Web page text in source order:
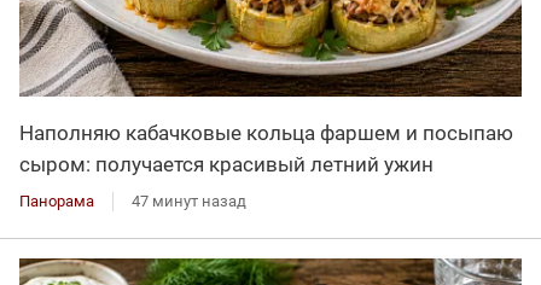
Наполняю кабачковые кольца фаршем и посыпаю
сыром: получается красивый летний ужин
Панорама 47 минут назад